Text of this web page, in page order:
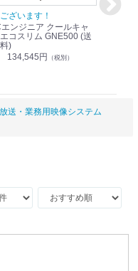
ざいます！
ンジニア クールキャ
エコスリム GNE500 (送
)
134,545円 （税別）
即納可
放送・業務用映像システム